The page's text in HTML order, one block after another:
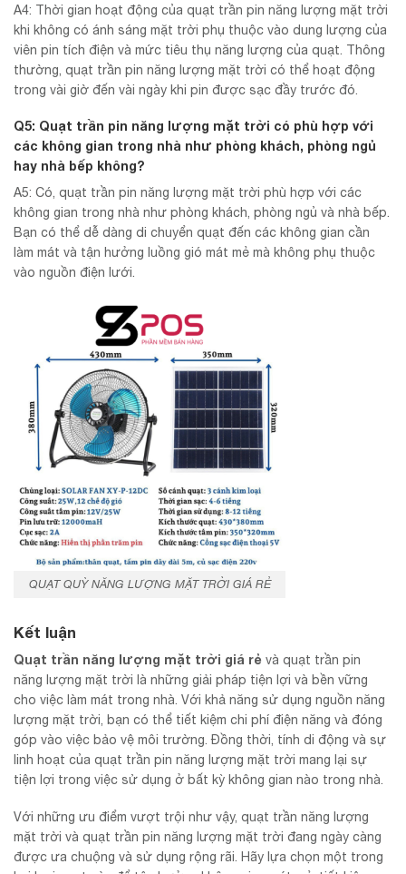
A4: Thời gian hoạt động của quạt trần pin năng lượng mặt trời
khi không có ánh sáng mặt trời phụ thuộc vào dung lượng của
viên pin tích điện và mức tiêu thụ năng lượng của quạt. Thông
thường, quạt trần pin năng lượng mặt trời có thể hoạt động
trong vài giờ đến vài ngày khi pin được sạc đầy trước đó.
Q5: Quạt trần pin năng lượng mặt trời có phù hợp với
các không gian trong nhà như phòng khách, phòng ngủ
hay nhà bếp không?
A5: Có, quạt trần pin năng lượng mặt trời phù hợp với các
không gian trong nhà như phòng khách, phòng ngủ và nhà bếp.
Bạn có thể dễ dàng di chuyển quạt đến các không gian cần
làm mát và tận hưởng luồng gió mát mẻ mà không phụ thuộc
vào nguồn điện lưới.
QUẠT QUỲ NĂNG LƯỢNG MẶT TRỜI GIÁ RẺ
Kết luận
Quạt trần năng lượng mặt trời giá rẻ và quạt trần pin
năng lượng mặt trời là những giải pháp tiện lợi và bền vững
cho việc làm mát trong nhà. Với khả năng sử dụng nguồn năng
lượng mặt trời, bạn có thể tiết kiệm chi phí điện năng và đóng
góp vào việc bảo vệ môi trường. Đồng thời, tính di động và sự
linh hoạt của quạt trần pin năng lượng mặt trời mang lại sự
tiện lợi trong việc sử dụng ở bất kỳ không gian nào trong nhà.
Với những ưu điểm vượt trội như vậy, quạt trần năng lượng
mặt trời và quạt trần pin năng lượng mặt trời đang ngày càng
được ưa chuộng và sử dụng rộng rãi. Hãy lựa chọn một trong